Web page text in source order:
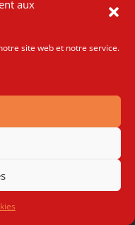
aux
site web et notre service.